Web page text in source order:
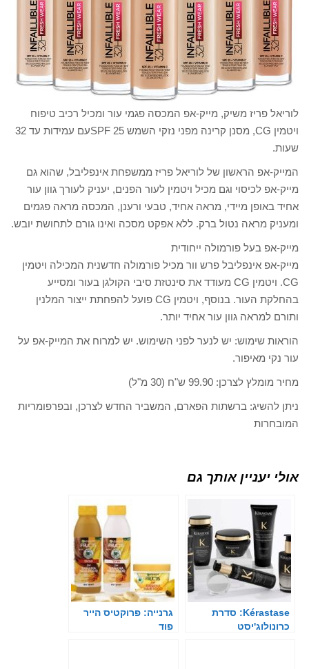
לוריאל פריז משיק, מייק-אפ המכסה פגמי עור ומכיל רכיב טיפוח
ויטמין CG, מסנן קרינה מפני נזקי השמש 25 SPFעם עמידות עד 32
שעות.
המייק-אפ הראשון של לוריאל פריז ממשפחת אינפליבל, שהוא גם
מייק-אפ לכיסוי וגם מכיל ויטמין לעור הפנים, יעניק לעורך גוון עור
אחיד באופן מיידי, מראה אחיד, טבעי ורענן, המכסה מראה פגמים
ומעניק מראה נטול ברק. ללא אפקט מסכה ואינו גורם לתחושת יובש.
מייק-אפ בעל פורמולה ייחודית
מייק-אפ אינפליבל פרש וור מכיל פורמולה חדשנית המכילה ויטמין
CG. ויטמין CG מעודד את סינטזת סיבי הקולגן בעור ומסייע
בהחלקת העור. בנוסף, ויטמין CG פועל להפחתת ייצור המלנין
ותורם למראה גוון עור אחיד יותר.
הוראות שימוש: יש לנער לפני השימוש. יש למרוח את המייק-אפ על
עור נקי מאיפור.
מחיר מומלץ לצרכן: 99.90 ש"ח (30 מ"ל)
ניתן להשיג: ברשתות הפארם, המשביר החדש לצרכן, ובפרפומריות
המובחרות
אולי יעניין אותך גם
Kérastase: סדרת
כרונולוג'יסט
גרנייה: פרוקטיס הייר
פוד